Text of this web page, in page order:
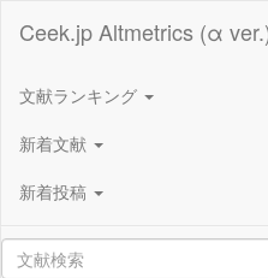
Ceek.jp Altmetrics (α
文献ランキング
新着文献
新着投稿